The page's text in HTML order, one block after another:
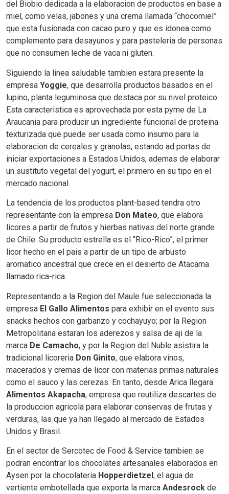
del Biobio dedicada a la elaboracion de productos en base a
miel, como velas, jabones y una crema llamada “chocomiel”
que esta fusionada con cacao puro y que es idonea como
complemento para desayunos y para pasteleria de personas
que no consumen leche de vaca ni gluten.
Siguiendo la linea saludable tambien estara presente la
empresa Yoggie, que desarrolla productos basados en el
lupino, planta leguminosa que destaca por su nivel proteico.
Esta caracteristica es aprovechada por esta pyme de La
Araucania para producir un ingrediente funcional de proteina
texturizada que puede ser usada como insumo para la
elaboracion de cereales y granolas, estando ad portas de
iniciar exportaciones a Estados Unidos, ademas de elaborar
un sustituto vegetal del yogurt, el primero en su tipo en el
mercado nacional.
La tendencia de los productos plant-based tendra otro
representante con la empresa Don Mateo, que elabora
licores a partir de frutos y hierbas nativas del norte grande
de Chile. Su producto estrella es el “Rico-Rico”, el primer
licor hecho en el pais a partir de un tipo de arbusto
aromatico ancestral que crece en el desierto de Atacama
llamado rica-rica.
Representando a la Region del Maule fue seleccionada la
empresa El Gallo Alimentos para exhibir en el evento sus
snacks hechos con garbanzo y cochayuyo; por la Region
Metropolitana estaran los aderezos y salsa de aji de la
marca De Camacho, y por la Region del Nuble asistira la
tradicional licoreria Don Ginito, que elabora vinos,
macerados y cremas de licor con materias primas naturales
como el sauco y las cerezas. En tanto, desde Arica llegara
Alimentos Akapacha, empresa que reutiliza descartes de
la produccion agricola para elaborar conservas de frutas y
verduras, las que ya han llegado al mercado de Estados
Unidos y Brasil.
En el sector de Sercotec de Food & Service tambien se
podran encontrar los chocolates artesanales elaborados en
Aysen por la chocolateria Hopperdietzel; el agua de
vertiente embotellada que exporta la marca Andesrock de